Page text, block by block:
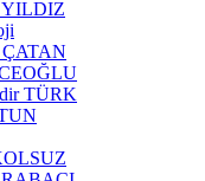
YILDIZ
ÇATAN
TÜRK